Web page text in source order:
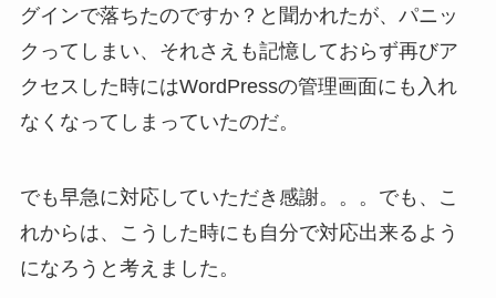
グインで落ちたのですか？と聞かれたが、パニッ
クってしまい、それさえも記憶しておらず再びア
クセスした時にはWordPressの管理画面にも入れ
なくなってしまっていたのだ。
でも早急に対応していただき感謝。。。でも、こ
れからは、こうした時にも自分で対応出来るよう
になろうと考えました。